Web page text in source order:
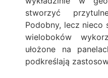
stworzyć
Podobny, lecz nieco
wieloboków
ułożone na
podkreślają